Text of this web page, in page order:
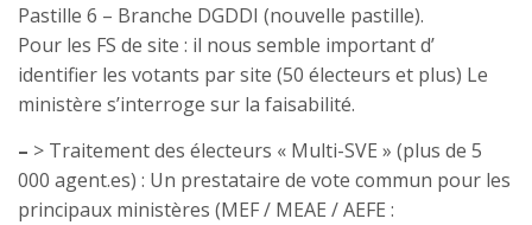
Pastille 6 – Branche DGDDI (nouvelle pastille).
Pour les FS de site : il nous semble important d’
identifier les votants par site (50 électeurs et plus) Le
ministère s’interroge sur la faisabilité.
– > Traitement des électeurs « Multi-SVE » (plus de 5
000 agent.es) : Un prestataire de vote commun pour les
principaux ministères (MEF / MEAE / AEFE :